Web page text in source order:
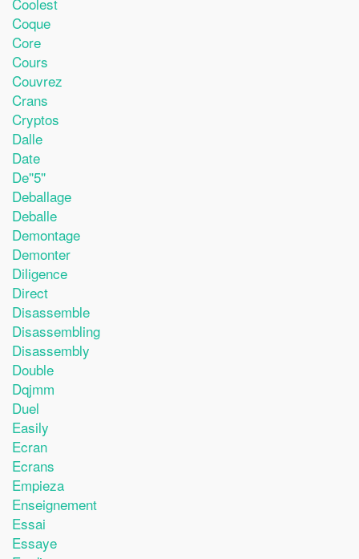
Coque
Core
Cours
Couvrez
Crans
Cryptos
Dalle
Date
De''5''
Deballage
Deballe
Demontage
Demonter
Diligence
Direct
Disassemble
Disassembling
Disassembly
Double
Dqjmm
Duel
Easily
Ecran
Ecrans
Empieza
Enseignement
Essai
Essaye